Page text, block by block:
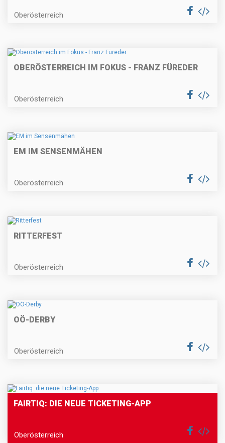
Oberösterreich
OBERÖSTERREICH IM FOKUS - FRANZ FÜREDER
Oberösterreich
EM IM SENSENMÄHEN
Oberösterreich
RITTERFEST
Oberösterreich
OÖ-DERBY
Oberösterreich
FAIRTIQ: DIE NEUE TICKETING-APP
Oberösterreich